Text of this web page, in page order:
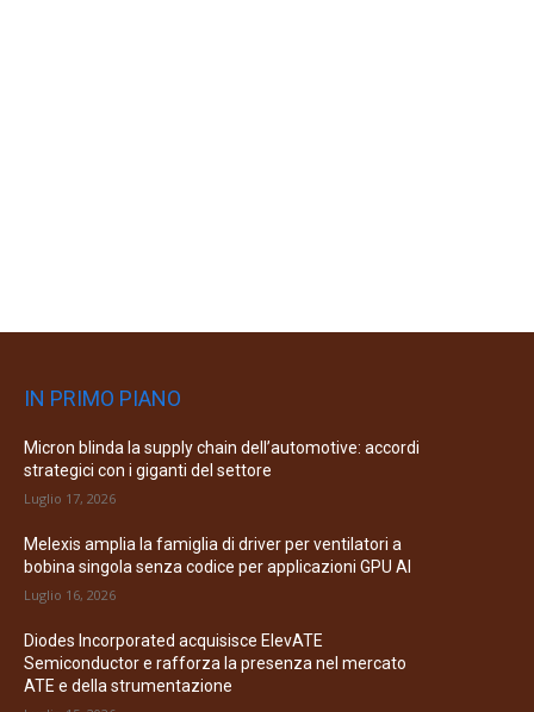
IN PRIMO PIANO
Micron blinda la supply chain dell’automotive: accordi
strategici con i giganti del settore
Luglio 17, 2026
Melexis amplia la famiglia di driver per ventilatori a
bobina singola senza codice per applicazioni GPU AI
Luglio 16, 2026
Diodes Incorporated acquisisce ElevATE
Semiconductor e rafforza la presenza nel mercato
ATE e della strumentazione